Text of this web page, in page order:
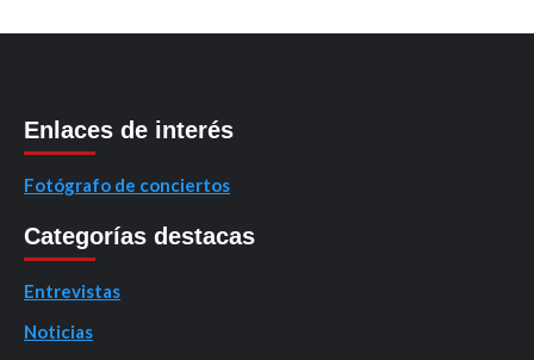
Enlaces de interés
Fotógrafo de conciertos
Categorías destacas
Entrevistas
Noticias